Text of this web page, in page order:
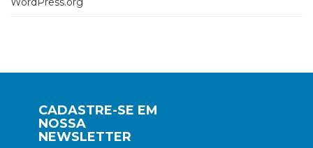
CADASTRE-SE EM
NOSSA
NEWSLETTER